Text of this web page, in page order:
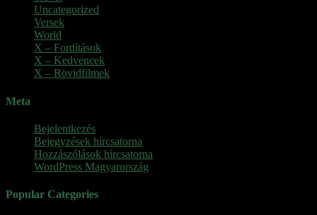
Uncategorized
Versek
World
X – Fordítások
X – Kedvencek
X – Rövidfilmek
Meta
Bejelentkezés
Bejegyzések hírcsatorna
Hozzászólások hírcsatorna
WordPress Magyarország
Popular Categories